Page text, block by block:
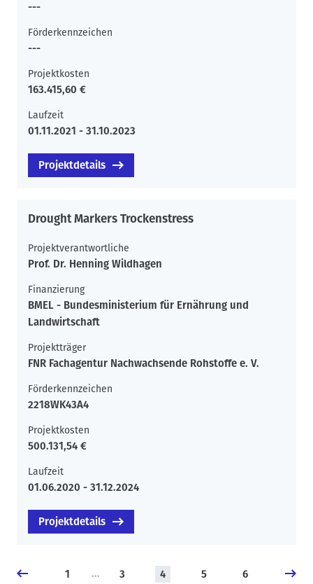
---
Förderkennzeichen
---
Projektkosten
163.415,60 €
Laufzeit
01.11.2021 - 31.10.2023
Projektdetails
Drought Markers Trockenstress
Projektverantwortliche
Prof. Dr. Henning Wildhagen
Finanzierung
BMEL - Bundesministerium für Ernährung und
Landwirtschaft
Projektträger
FNR Fachagentur Nachwachsende Rohstoffe e. V.
Förderkennzeichen
2218WK43A4
Projektkosten
500.131,54 €
Laufzeit
01.06.2020 - 31.12.2024
Projektdetails
S
1 3 4 5 6